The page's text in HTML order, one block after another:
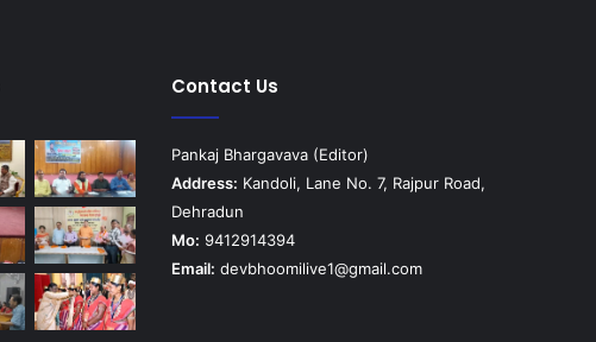
Contact Us
Pankaj Bhargavava (Editor)
Address: Kandoli, Lane No. 7, Rajpur Road,
Dehradun
Mo: 9412914394
Email: devbhoomilive1@gmail.com